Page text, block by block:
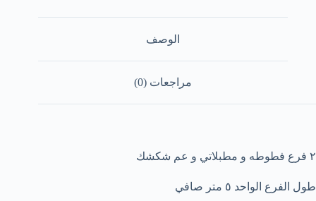
الوصف
مراجعات (0)
٢ فرع فطوطه و مطبلاتي و عم شكشك
طول الفرع الواحد ٥ متر صافي